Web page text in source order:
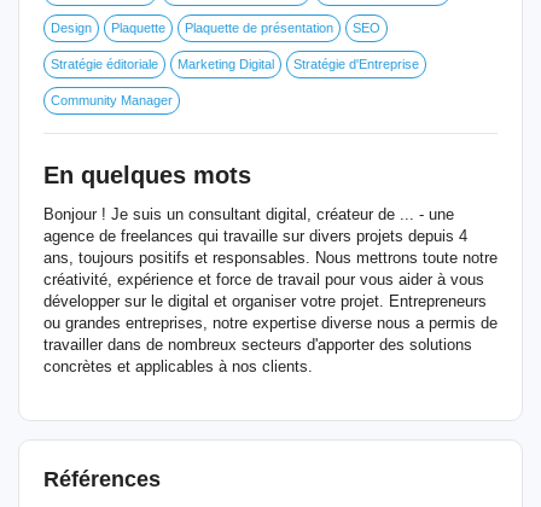
Design Plaquette Plaquette de présentation SEO
Stratégie éditoriale Marketing Digital Stratégie d'Entreprise
Community Manager
En quelques mots
Bonjour ! Je suis un consultant digital, créateur de ... - une
agence de freelances qui travaille sur divers projets depuis 4
ans, toujours positifs et responsables. Nous mettrons toute notre
créativité, expérience et force de travail pour vous aider à vous
développer sur le digital et organiser votre projet. Entrepreneurs
ou grandes entreprises, notre expertise diverse nous a permis de
travailler dans de nombreux secteurs d'apporter des solutions
concrètes et applicables à nos clients.
Références